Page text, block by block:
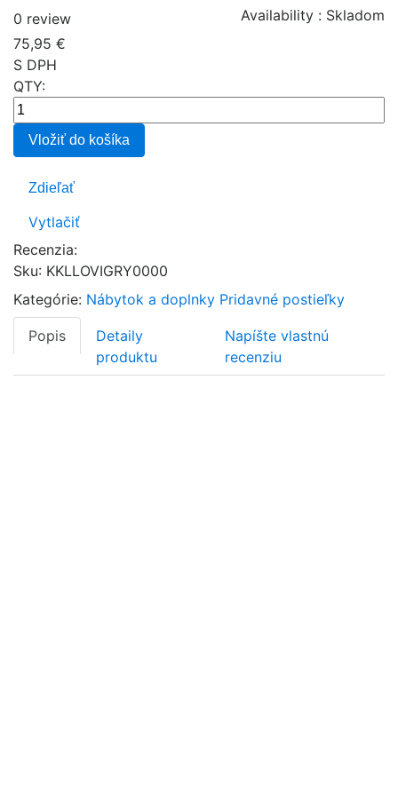
0 review Availability : Skladom
75,95 €
S DPH
QTY:
Vložiť do košíka
Zdieľať
Vytlačiť
Recenzia:
Sku: KKLLOVIGRY0000
Kategórie: Nábytok a doplnky Pridavné postieľky
Popis
Detaily
produktu
Napíšte vlastnú
recenziu